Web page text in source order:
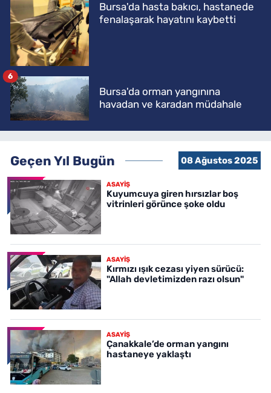
Bursa'da hasta bakıcı, hastanede
fenalaşarak hayatını kaybetti
Bursa'da orman yangınına
havadan ve karadan müdahale
6
Geçen Yıl Bugün 08 Ağustos 2025
ASAYİŞ
Kuyumcuya giren hırsızlar boş
vitrinleri görünce şoke oldu
ASAYİŞ
Kırmızı ışık cezası yiyen sürücü:
"Allah devletimizden razı olsun"
ASAYİŞ
Çanakkale’de orman yangını
hastaneye yaklaştı